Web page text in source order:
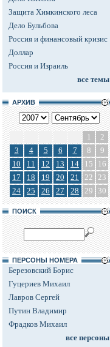
Защита Химкинского леса
Дело Бульбова
Россия и финансовый кризис
Доллар
Россия и Израиль
все темы
АРХИВ
1
2
3
4 5 6 7 8
9
10
11 12 13 14 15
16
17
18 19 20 21 22 23
24
25 26 27 28 29 30
ПОИСК
ПЕРСОНЫ НОМЕРА
Березовский Борис
Гуцериев Михаил
Лавров Сергей
Путин Владимир
Фрадков Михаил
все персоны